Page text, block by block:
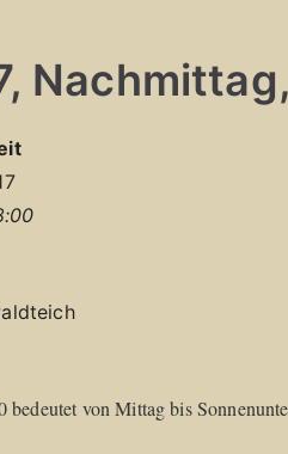
bedeutet von Mittag bis